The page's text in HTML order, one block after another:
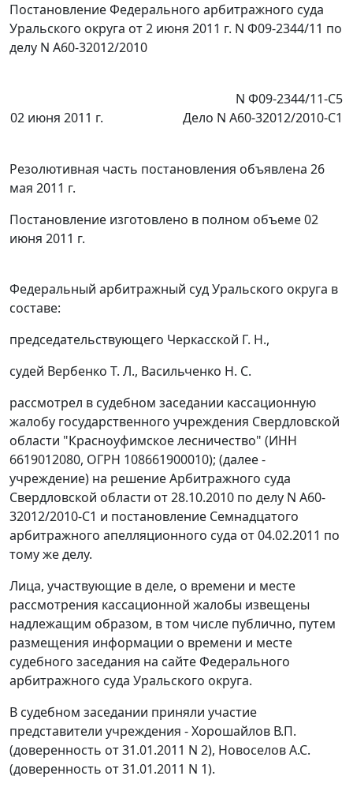
Постановление Федерального арбитражного суда
Уральского округа от 2 июня 2011 г. N Ф09-2344/11 по
делу N А60-32012/2010
02 июня 2011 г.
N Ф09-2344/11-С5
Дело N А60-32012/2010-С1
Резолютивная часть постановления объявлена 26
мая 2011 г.
Постановление изготовлено в полном объеме 02
июня 2011 г.
Федеральный арбитражный суд Уральского округа в
составе:
председательствующего Черкасской Г. Н.,
судей Вербенко Т. Л., Васильченко Н. С.
рассмотрел в судебном заседании кассационную
жалобу государственного учреждения Свердловской
области "Красноуфимское лесничество" (ИНН
6619012080, ОГРН 108661900010); (далее -
учреждение) на решение Арбитражного суда
Свердловской области от 28.10.2010 по делу N А60-
32012/2010-С1 и постановление Семнадцатого
арбитражного апелляционного суда от 04.02.2011 по
тому же делу.
Лица, участвующие в деле, о времени и месте
рассмотрения кассационной жалобы извещены
надлежащим образом, в том числе публично, путем
размещения информации о времени и месте
судебного заседания на сайтеФедерального
арбитражного суда Уральского округа.
В судебном заседании приняли участие
представители учреждения - Хорошайлов В.П.
(доверенность от 31.01.2011 N 2), Новоселов А.С.
(доверенность от 31.01.2011 N 1).